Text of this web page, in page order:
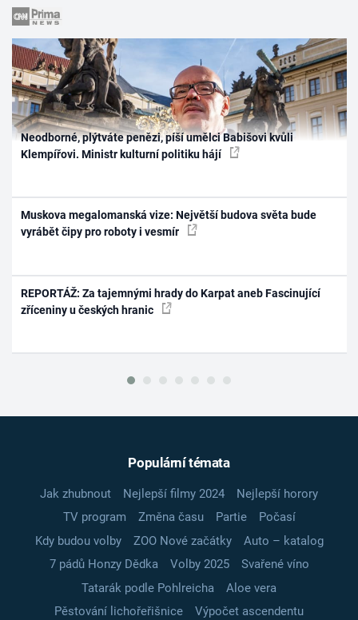
Neodborné, plýtváte penězi, píší umělci Babišovi kvůli
Klempířovi. Ministr kulturní politiku hájí
Muskova megalomanská vize: Největší budova světa bude
vyrábět čipy pro roboty i vesmír
REPORTÁŽ: Za tajemnými hrady do Karpat aneb Fascinující
zříceniny u českých hranic
Populární témata
Jak zhubnout Nejlepší filmy 2024
Nejlepší horory
TV program
Změna času Partie
Počasí
Kdy budou volby
ZOO Nové začátky
Auto – katalog
7 pádů Honzy Dědka
Volby 2025
Svařené víno
Tatarák podle Pohlreicha
Aloe vera
Pěstování lichořeřišnice
Výpočet ascendentu